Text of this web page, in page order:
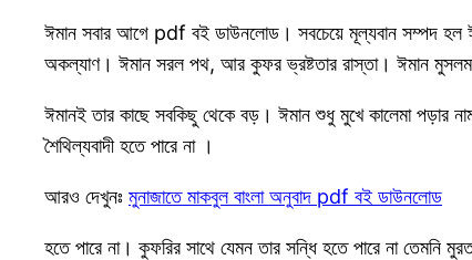
ঈমান সবার আগে pdf বই ডাউনলোড। সবচেয়ে মূল্যবান সম্পদ
অকল্যাণ। ঈমান সরল পথ, আর কুফর ভ্রষ্টতার রাস্তা। ঈমান
ঈমানই তার কাছে সবকিছু থেকে বড়। ঈমান শুধু মুখে কালেমা পড়ার
শৈথিল্যবাদী হতে পারে না ।
আরও দেখুনঃ মুনাজাতে মাকবুল বাংলা অনুবাদ pdf বই ডাউনলোড
হতে পারে না। কুফরির সাথে যেমন তার সন্ধি হতে পারে না তেমনি